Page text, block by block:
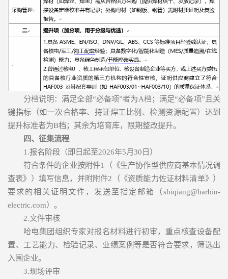
分档说明：满足全部“必备项”者为A档；满足“必备项”且关
键指标（如一次合格率、持证焊工比例、检测资源配置）达到
提升标准者为B档；其余为培育库，限期整改提升。
四、征集流程
1.报名阶段（即日起至2026年5月30日）
符合条件的企业按附件1（《生产协作型供应商基本情况调
查表》）填写信息，并附附件2（《资质能力佐证材料清单》）
要求的相关证明文件，发送至指定邮箱（shiqiang@harbin-
electric.com）。
2.文件审核
哈电集团组织专家对报名材料进行初审，重点核查设备配
置、工艺能力、检验记录、业绩案例等是否符合要求，筛选出
入围企业。
3.现场评审